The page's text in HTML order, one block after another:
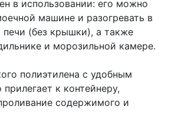
в использовании: его можно
машине и разогревать в
(без крышки), а также
и морозильной камере.
полиэтилена с удобным
к контейнеру,
содержимого и